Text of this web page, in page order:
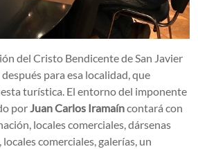
del Cristo Bendicente de San Javier
para esa localidad, que
turística. El entorno del imponente
porJuan Carlos Iramaíncontará con
locales comerciales, dársenas
comerciales, galerías, un